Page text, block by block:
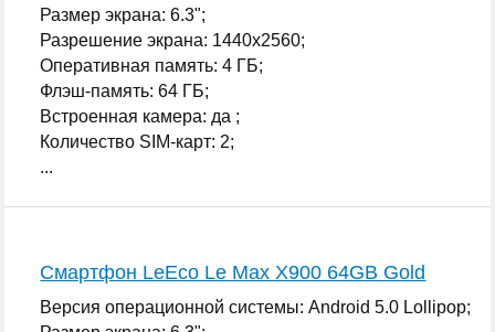
Размер экрана: 6.3";
Разрешение экрана: 1440x2560;
Оперативная память: 4 ГБ;
Флэш-память: 64 ГБ;
Встроенная камера: да ;
Количество SIM-карт: 2;
...
Смартфон LeEco Le Max X900 64GB Gold
Версия операционной системы: Android 5.0 Lollipop;